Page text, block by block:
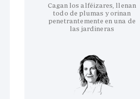
Cagan los alféizares, llenan
todo de plumas y orinan
penetrantemente en una de
las jardineras